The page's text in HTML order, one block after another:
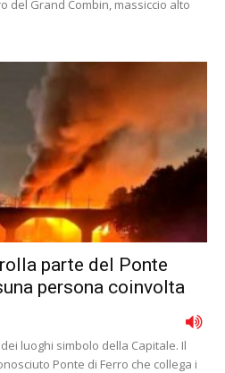
del Grand Combin, massiccio alto
parte del Ponte
persona coinvolta
luoghi simbolo della Capitale. Il
Ponte di Ferro che collega i